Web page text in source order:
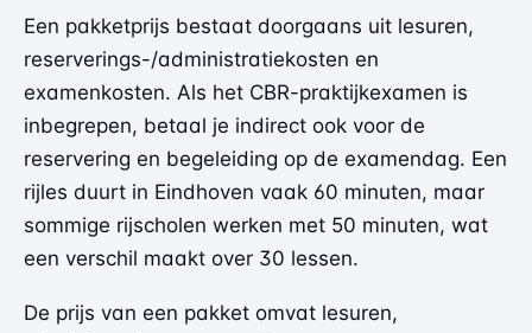
Een pakketprijs bestaat doorgaans uit lesuren,
reserverings-/administratiekosten en
examenkosten. Als het CBR-praktijkexamen is
inbegrepen, betaal je indirect ook voor de
reservering en begeleiding op de examendag. Een
rijles duurt in Eindhoven vaak 60 minuten, maar
sommige rijscholen werken met 50 minuten, wat
een verschil maakt over 30 lessen.
De prijs van een pakket omvat lesuren,